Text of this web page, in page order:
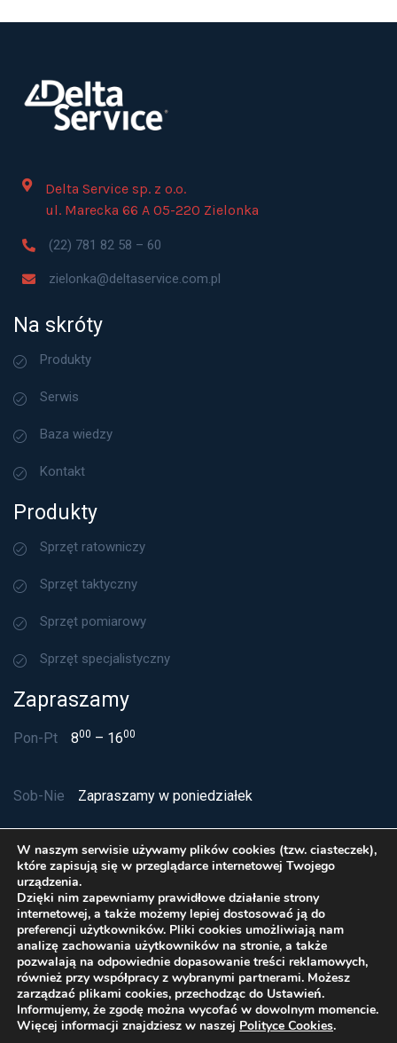
Delta Service sp. z o.o.
ul. Marecka 66 A 05-220 Zielonka
(22) 781 82 58 – 60
zielonka@deltaservice.com.pl
Na skróty
Produkty
Serwis
Baza wiedzy
Kontakt
Produkty
Sprzęt ratowniczy
Sprzęt taktyczny
Sprzęt pomiarowy
Sprzęt specjalistyczny
Zapraszamy
Pon-Pt 800 – 1600
Sob-Nie Zapraszamy w poniedziałek
Polityka Cookies
© Delta Service sp. z o.o. 2026 Wszelkie prawa
W naszym serwisie używamy plików cookies (tzw. ciasteczek),
które zapisują się w przeglądarce internetowej Twojego
urządzenia.
Dzięki nim zapewniamy prawidłowe działanie strony
internetowej, a także możemy lepiej dostosować ją do
preferencji użytkowników. Pliki cookies umożliwiają nam
analizę zachowania użytkowników na stronie, a także
pozwalają na odpowiednie dopasowanie treści reklamowych,
również przy współpracy z wybranymi partnerami. Możesz
zarządzać plikami cookies, przechodząc do Ustawień.
Informujemy, że zgodę można wycofać w dowolnym momencie.
Więcej informacji znajdziesz w naszej Polityce Cookies.